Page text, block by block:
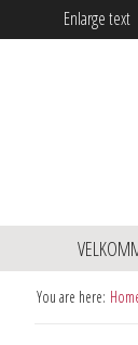
Enlarge text
You are here: